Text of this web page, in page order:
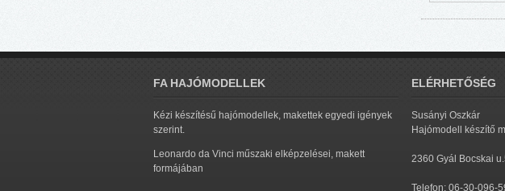
FA HAJÓMODELLEK
Kézi készítésű hajómodellek, makettek egyedi igények
szerint.
Leonardo da Vinci műszaki elképzelései, makett
formájában
ELÉRHETŐSÉG
Susányi Oszkár
Hajómodell készítő
2360 Gyál Bocskai
Telefon: 06-30-096-